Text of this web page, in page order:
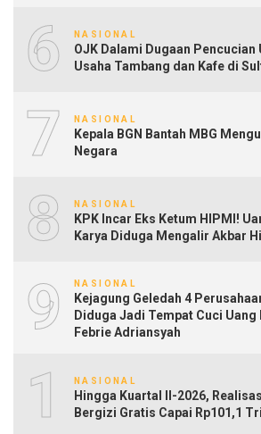
6
NASIONAL
OJK Dalami Dugaan
Usaha Tambang dan Kafe di
7 NASIONAL
Kepala BGN Bantah MBG
Negara
8 NASIONAL
KPK Incar Eks Ketum HIPMI!
Karya Diduga Mengalir Akbar
9 NASIONAL
Kejagung Geledah 4
Diduga Jadi Tempat Cuci Uang
Febrie Adriansyah
10NASIONAL
Hingga Kuartal II-2026,
Bergizi Gratis Capai Rp101,1